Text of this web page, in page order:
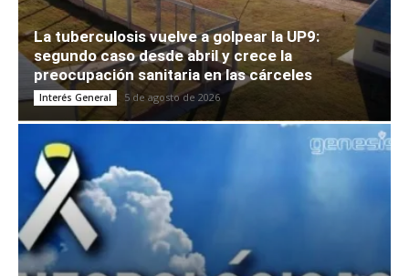
La tuberculosis vuelve a golpear la UP9:
segundo caso desde abril y crece la
preocupación sanitaria en las cárceles
Interés General 5 de agosto de 2026